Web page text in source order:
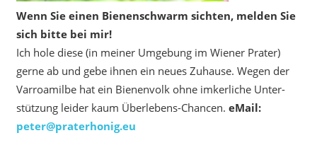
Wenn Sie einen Bienenschwarm sichten, melden Sie
sich bitte bei mir!
Ich hole diese (in meiner Umgebung im Wiener Prater)
gerne ab und gebe ihnen ein neues Zuhause. Wegen der
Varroamilbe hat ein Bienenvolk ohne imkerliche Unter­
stützung leider kaum Überlebens-Chancen. eMail:
peter@praterhonig.eu